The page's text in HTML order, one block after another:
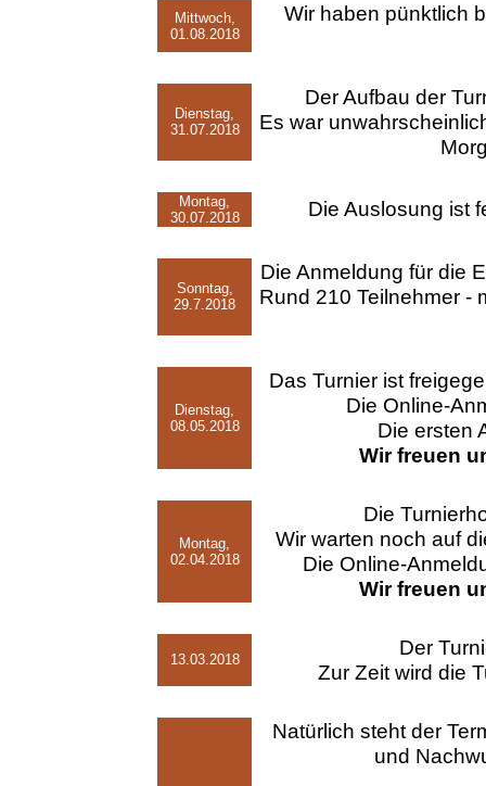
Mittwoch,
01.08.2018
Wir haben pünktlich
Dienstag,
31.07.2018
Der Aufbau der
Es war
Montag,
30.07.2018
Die Auslosung ist
Sonntag,
29.7.2018
Die Anmeldung für die
Rund 210 Teilnehmer -
Dienstag,
08.05.2018
Das Turnier ist
Die Online-
Die ersten
Wir freuen
Montag,
02.04.2018
Die
Wir warten noch auf
Die Online-
Wir freuen
13.03.2018
Der
Zur Zeit wird die
Natürlich steht der
und